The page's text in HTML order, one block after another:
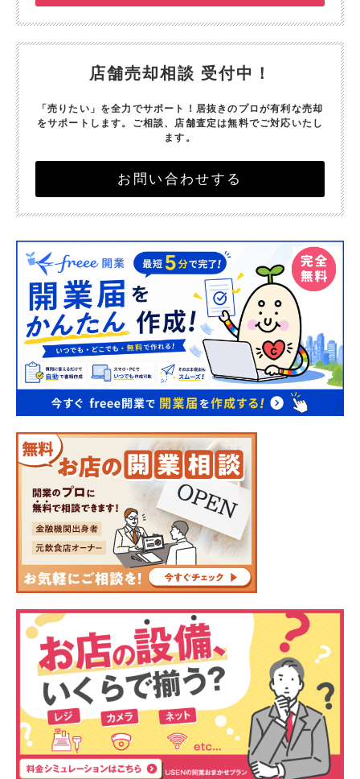
店舗売却相談 受付中！
「売りたい」を全力でサポート！ 居抜きのプロが有利な売却
をサポートします。 ご相談、店舗査定は無料でご対応いたし
ます。
お問い合わせする